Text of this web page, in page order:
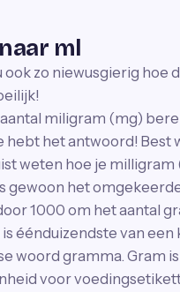
ml
ook zo niewusgierig hoe
miligram (mg)
hebt het antwoord! Best
weten hoe je
gewoon het
1000 om het aantal
is éénduizendste van
woord gramma. Gram
voor